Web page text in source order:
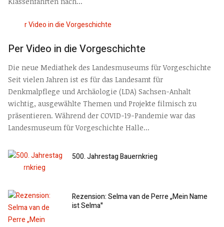
Per Video in die Vorgeschichte
Die neue Mediathek des Landesmuseums für Vorgeschichte
Seit vielen Jahren ist es für das Landesamt für
Denkmalpflege und Archäologie (LDA) Sachsen-Anhalt
wichtig, ausgewählte Themen und Projekte filmisch zu
präsentieren. Während der COVID-19-Pandemie war das
Landesmuseum für Vorgeschichte Halle...
500. Jahrestag Bauernkrieg
Rezension: Selma van de Perre „Mein Name
ist Selma"